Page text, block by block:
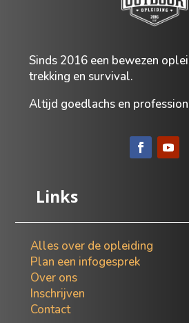
Sinds 2016 een bewezen
trekking en survival.
Altijd goedlachs en
Links
Alles over de opleiding
Plan een infogesprek
Over ons
Inschrijven
Contact